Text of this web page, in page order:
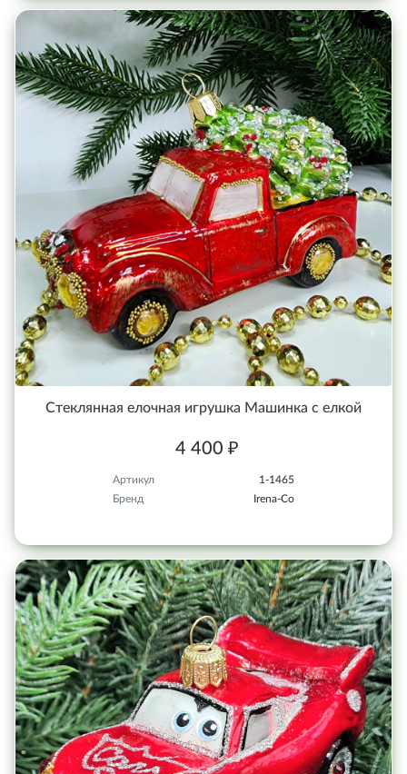
Стеклянная елочная игрушка Машинка с елкой
4 400 ₽
Артикул
1-1465
Бренд
Irena-Co